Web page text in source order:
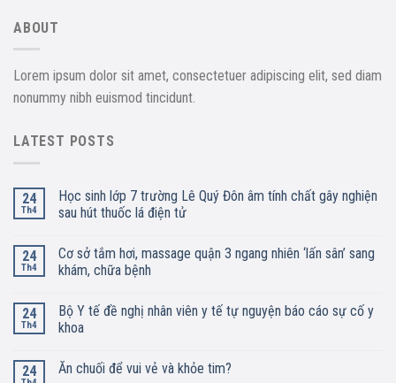
ABOUT
Lorem ipsum dolor sit amet, consectetuer adipiscing elit, sed diam
nonummy nibh euismod tincidunt.
LATEST POSTS
24
Th4
Học sinh lớp 7 trường Lê Quý Đôn âm tính chất gây nghiện
sau hút thuốc lá điện tử
24
Th4
Cơ sở tắm hơi, massage quận 3 ngang nhiên ‘lấn sân’ sang
khám, chữa bệnh
24
Th4
Bộ Y tế đề nghị nhân viên y tế tự nguyện báo cáo sự cố y
khoa
24 Ăn chuối để vui vẻ và khỏe tim?